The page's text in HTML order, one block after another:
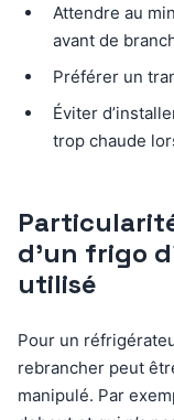
Attendre au
avant de
Préférer un
Éviter
trop chaude
d’un frigo
utilisé
Pour un
rebrancher peut
manipulé. Par